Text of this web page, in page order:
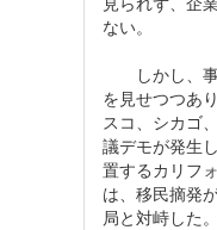
ない。
しかし、事
を見せつつあ
スコ、シカゴ
議デモが発生
置するカリフ
は、移民摘発
局と対峙した。